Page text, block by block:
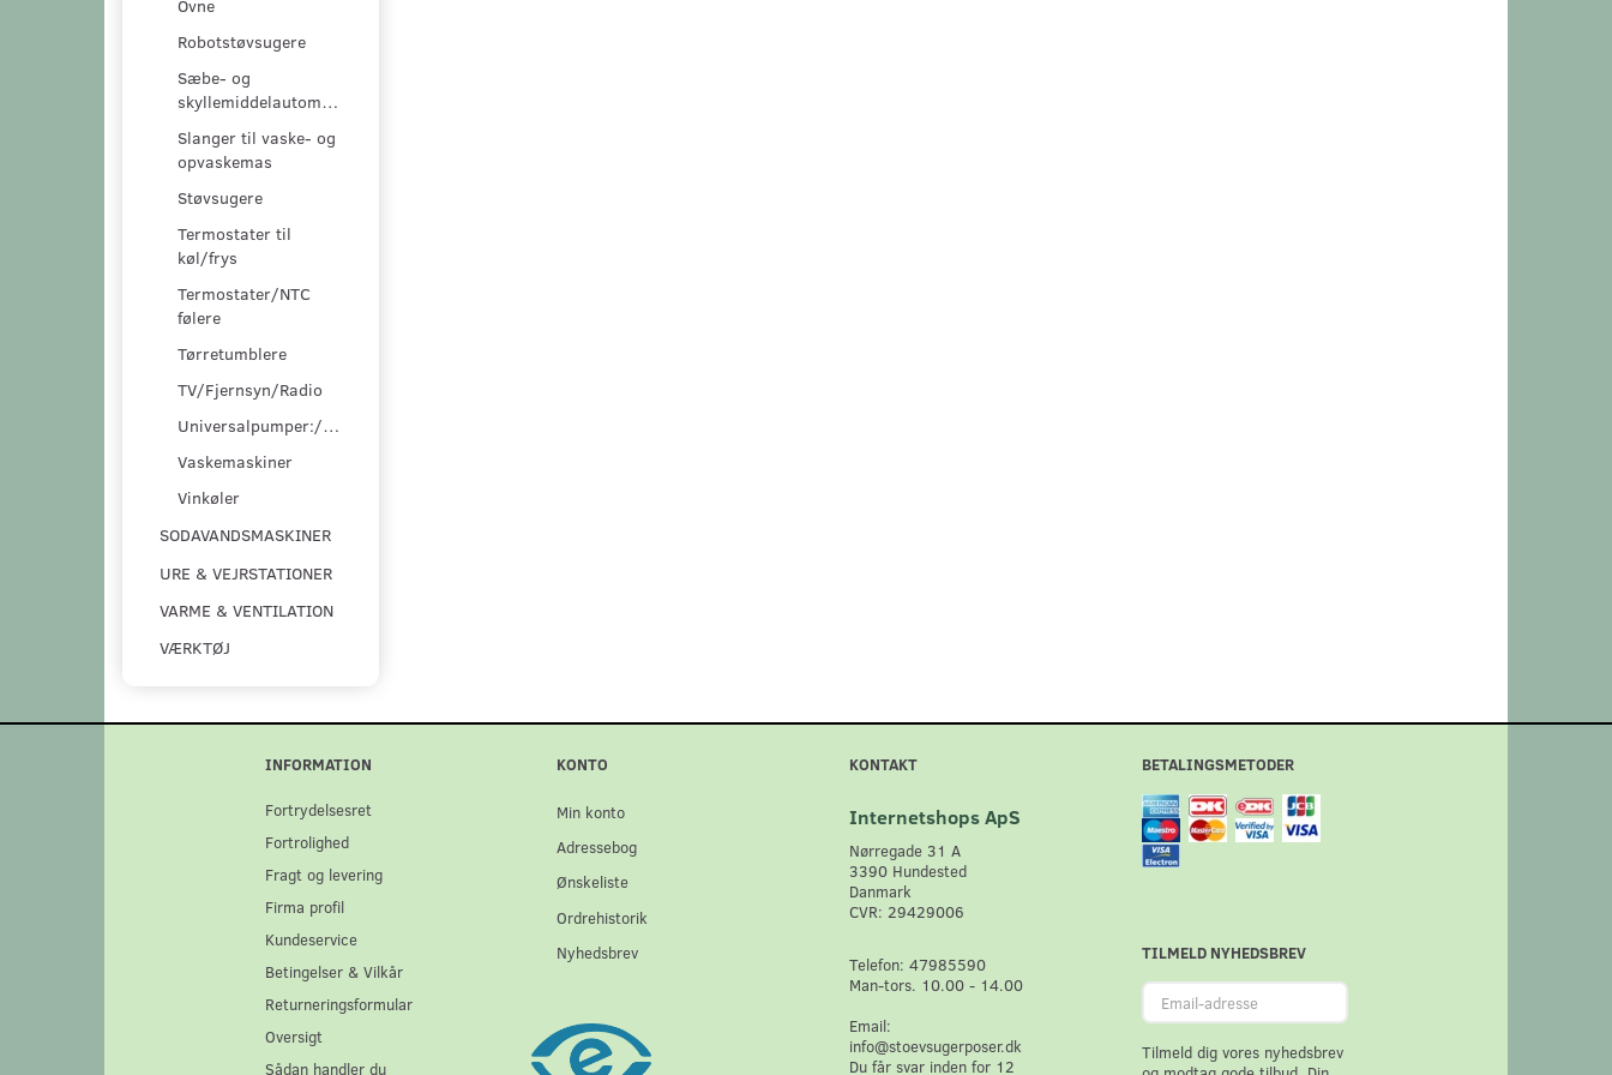
Ovne
Robotstøvsugere
Sæbe- og
skyllemiddelautomater
Slanger til vaske- og
opvaskemas
Støvsugere
Termostater til
køl/frys
Termostater/NTC
følere
Tørretumblere
TV/Fjernsyn/Radio
Universalpumper:/pumpesæt
Vaskemaskiner
Vinkøler
SODAVANDSMASKINER
URE & VEJRSTATIONER
VARME & VENTILATION
VÆRKTØJ
INFORMATION
Fortrydelsesret
Fortrolighed
Fragt og levering
Firma profil
Kundeservice
Betingelser & Vilkår
Returneringsformular
Oversigt
Sådan handler du
KONTO
Min konto
Adressebog
Ønskeliste
Ordrehistorik
Nyhedsbrev
KONTAKT
Internetshops ApS
Nørregade 31 A
3390 Hundested
Danmark
CVR: 29429006
Telefon: 47985590
Man-tors. 10.00 - 14.00
Email:
info@stoevsugerposer.dk
Du får svar inden for 12
BETALINGSMETODER
TILMELD NYHEDSBREV
Email-
adresse
Tilmeld dig vores nyhedsbrev